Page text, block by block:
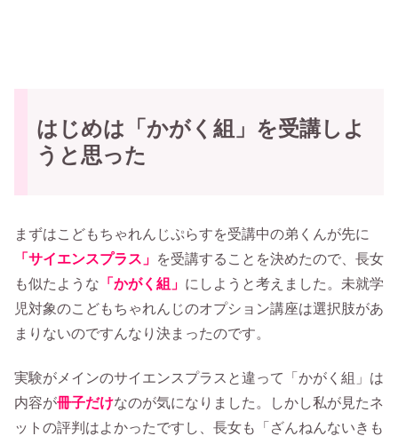
はじめは「かがく組」を受講しよ
うと思った
まずはこどもちゃれんじぷらすを受講中の弟くんが先に
「サイエンスプラス」 を受講することを決めたので、長女
も似たような 「かがく組」 にしようと考えました。未就学
児対象のこどもちゃれんじのオプション講座は選択肢があ
まりないのですんなり決まったのです。
実験がメインのサイエンスプラスと違って「かがく組」は
内容が冊子だけなのが気になりました。しかし私が見たネ
ットの評判はよかったですし、長女も「ざんねんないきも